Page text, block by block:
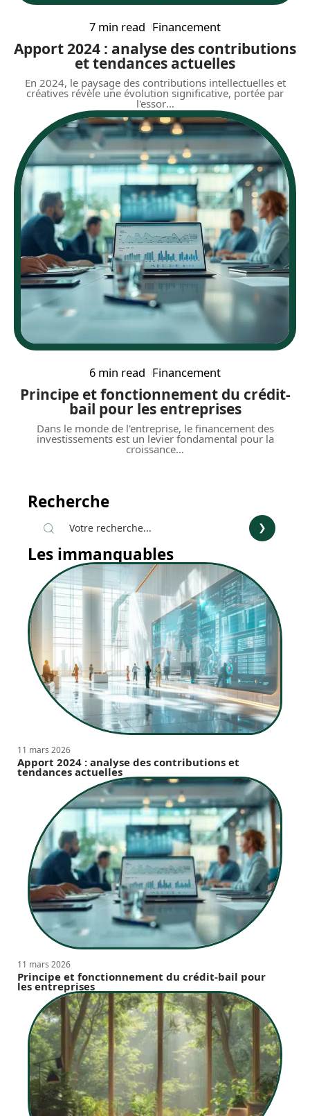
7 min read Financement
Apport 2024 : analyse des contributions
et tendances actuelles
En 2024, le paysage des contributions intellectuelles et
créatives révèle une évolution significative, portée par
l'essor…
6 min read Financement
Principe et fonctionnement du crédit-
bail pour les entreprises
Dans le monde de l'entreprise, le financement des
investissements est un levier fondamental pour la
croissance…
Recherche
Les immanquables
11 mars 2026
Apport 2024 : analyse des contributions et
tendances actuelles
11 mars 2026
Principe et fonctionnement du crédit-bail pour
les entreprises